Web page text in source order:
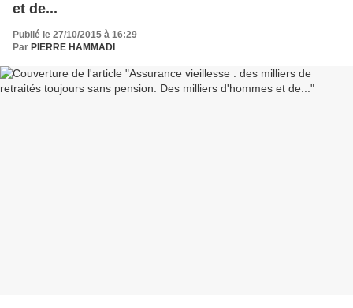
et de...
Publié le 27/10/2015 à 16:29
Par PIERRE HAMMADI